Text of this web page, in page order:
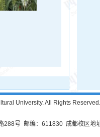
University. All Rights Reserved.
号 邮编：611830 成都校区地